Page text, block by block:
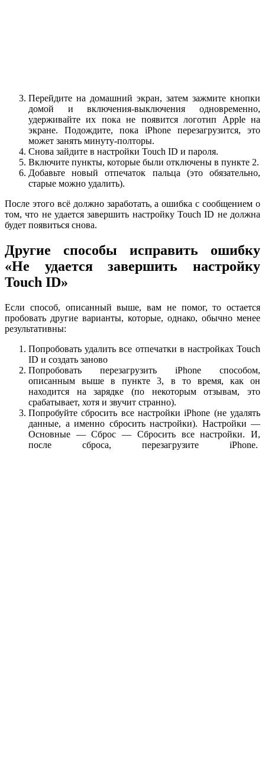
Перейдите на домашний экран, затем зажмите кнопки
домой и включения-выключения одновременно,
удерживайте их пока не появится логотип Apple на
экране. Подождите, пока iPhone перезагрузится, это
может занять минуту-полторы.
Снова зайдите в настройки Touch ID и пароля.
Включите пункты, которые были отключены в пункте 2.
Добавьте новый отпечаток пальца (это обязательно,
старые можно удалить).
После этого всё должно заработать, а ошибка с сообщением о
том, что не удается завершить настройку Touch ID не должна
будет появиться снова.
Другие способы исправить ошибку
«Не удается завершить настройку
Touch ID»
Если способ, описанный выше, вам не помог, то остается
пробовать другие варианты, которые, однако, обычно менее
результативны:
Попробовать удалить все отпечатки в настройках Touch
ID и создать заново
Попробовать перезагрузить iPhone способом,
описанным выше в пункте 3, в то время, как он
находится на зарядке (по некоторым отзывам, это
срабатывает, хотя и звучит странно).
Попробуйте сбросить все настройки iPhone (не удалять
данные, а именно сбросить настройки). Настройки —
Основные — Сброс — Сбросить все настройки. И,
после сброса, перезагрузите iPhone.